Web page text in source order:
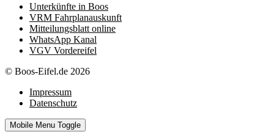
Unterkünfte in Boos
VRM Fahrplanauskunft
Mitteilungsblatt online
WhatsApp Kanal
VGV Vordereifel
© Boos-Eifel.de 2026
Impressum
Datenschutz
Mobile Menu Toggle